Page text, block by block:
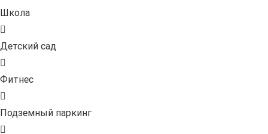
Школа
Детский сад
Фитнес
Подземный паркинг